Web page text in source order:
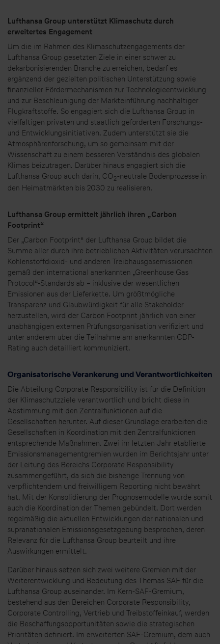
Lufthansa Group unterstützt Klimaschutz durch
erweitertes Engagement
Um die im Rahmen des Klimaschutzengagements der
Lufthansa Group gesetzten Ziele in einer schwer zu
dekarbonisierenden Branche zu erreichen, bedarf es
ergänzend der gezielten politischen Unterstützung sowie
finanzieller Fördermechanismen zur Technologieentwicklung
und zur Beschleunigung der Markteinführung nachhaltiger
Flugkraftstoffe. So engagiert sich die Lufthansa Group in
vielfältigen privaten und staatlich geförderten Forschungs-
und Entwicklungsinitiativen. Zudem unterstützt sie die
Atmosphärenforschung, um so gemeinsam mit der
Wissenschaft zu einem besseren Verständnis des globalen
Klimas beizutragen. Darüber hinaus engagiert sich die
Lufthansa Group auch darin, CO2-neutrale Bodenprozesse in
den Heimatmärkten bis 2030 zu realisieren.
Lufthansa Group ermittelt jährlich ihren „Carbon
Footprint“
Der „Carbon Footprint“ der Lufthansa Group bildet die
Summe aller durch ihre betrieblichen Aktivitäten verursachten
Kohlenstoffdioxid- und anderen Treibhausgasemissionen
gemäß den international anerkannten „Greenhouse Gas
Protocol“-Standards ab – inklusive der wesentlichen
Emissionen aus der Lieferkette. Um größtmögliche
Transparenz und Glaubwürdigkeit für alle Stakeholder
herzustellen, wird der Carbon Footprint jährlich von einer
unabhängigen externen Prüfungsorganisation verifiziert und
unter anderem über die Teilnahme am anerkannten CDP-
Rating auch detailliert kommuniziert.
Organisatorische Verankerung und Verantwortlichkeiten
Die Abteilung Corporate Responsibility ist für die Definition
der Klimaschutzziele verantwortlich und bricht diese in
Abstimmung mit den Zentralfunktionen auf die
Gesellschaften herunter. Auf dieser Grundlage erarbeiten die
Gesellschaften in Koordination mit den Zentralfunktionen
entsprechende Maßnahmen. Zwei im letzten Jahr etablierte
Emissionsmanagementgremien wurden im Berichtsjahr unter
der Leitung des Bereichs Corporate Responsibility
zusammengeführt, da sich die bisherige Trennung von
verpflichtendem und freiwilligem Reporting nicht bewährt
hat. Mit der Konsolidierung der Prognosemodelle wurde somit
auch die Koordination der Themen gebündelt. Dort werden
regelmäßig die aktuellen Entwicklungen der nationalen und
supranationalen Emissionsgesetzgebung besprochen, deren
Relevanz für die Lufthansa Group beurteilt und ihre
Auswirkungen ermittelt.
Darüber hinaus setzen sich zwei weitere Gremien mit der
Weiterentwicklung und Bedeutung des Themas SAF für die
Lufthansa Group auseinander. Im Kern-SAF-Gremium,
bestehend aus den Bereichen Corporate Responsibility,
Corporate Controlling, Vertrieb und Treibstoffeinkauf, werden
die Beschaffungsopportunitäten sowie die strategischen
Prioritäten definiert. Im erweiterten SAF-Gremium, dem auch